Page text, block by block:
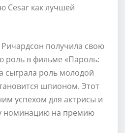
Cesar как лучшей
получила свою
роль в фильме «Пароль:
сыграла роль молодой
шпионом. Этот
успехом для актрисы и
номинацию на премию